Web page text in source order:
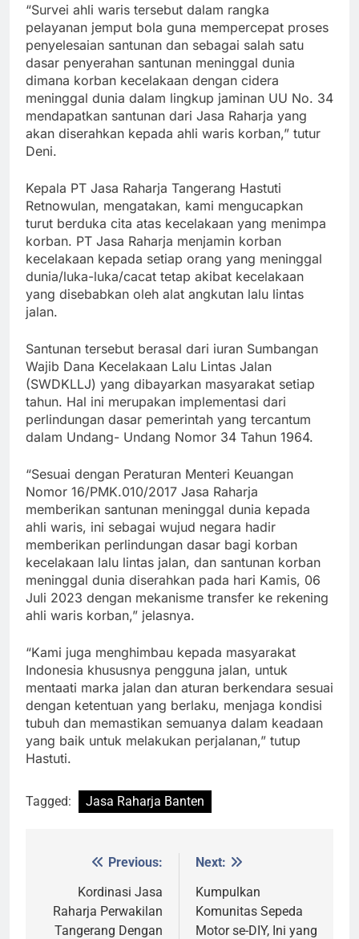
“Survei ahli waris tersebut dalam rangka
pelayanan jemput bola guna mempercepat proses
penyelesaian santunan dan sebagai salah satu
dasar penyerahan santunan meninggal dunia
dimana korban kecelakaan dengan cidera
meninggal dunia dalam lingkup jaminan UU No. 34
mendapatkan santunan dari Jasa Raharja yang
akan diserahkan kepada ahli waris korban,” tutur
Deni.
Kepala PT Jasa Raharja Tangerang Hastuti
Retnowulan, mengatakan, kami mengucapkan
turut berduka cita atas kecelakaan yang menimpa
korban. PT Jasa Raharja menjamin korban
kecelakaan kepada setiap orang yang meninggal
dunia/luka-luka/cacat tetap akibat kecelakaan
yang disebabkan oleh alat angkutan lalu lintas
jalan.
Santunan tersebut berasal dari iuran Sumbangan
Wajib Dana Kecelakaan Lalu Lintas Jalan
(SWDKLLJ) yang dibayarkan masyarakat setiap
tahun. Hal ini merupakan implementasi dari
perlindungan dasar pemerintah yang tercantum
dalam Undang- Undang Nomor 34 Tahun 1964.
“Sesuai dengan Peraturan Menteri Keuangan
Nomor 16/PMK.010/2017 Jasa Raharja
memberikan santunan meninggal dunia kepada
ahli waris, ini sebagai wujud negara hadir
memberikan perlindungan dasar bagi korban
kecelakaan lalu lintas jalan, dan santunan korban
meninggal dunia diserahkan pada hari Kamis, 06
Juli 2023 dengan mekanisme transfer ke rekening
ahli waris korban,” jelasnya.
“Kami juga menghimbau kepada masyarakat
Indonesia khususnya pengguna jalan, untuk
mentaati marka jalan dan aturan berkendara sesuai
dengan ketentuan yang berlaku, menjaga kondisi
tubuh dan memastikan semuanya dalam keadaan
yang baik untuk melakukan perjalanan,” tutup
Hastuti.
Tagged: Jasa Raharja Banten
navigation
Previous:
Kordinasi Jasa
Raharja Perwakilan
Tangerang Dengan
Next:
Kumpulkan
Komunitas Sepeda
Motor se-DIY, Ini yang